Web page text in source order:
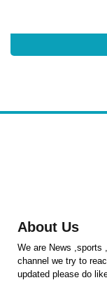
About Us
We are News ,sports
channel we try to
updated please do